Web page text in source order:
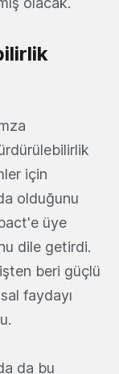
için
olduğunu
üye
dile getirdi.
beri güçlü
faydayı
da bu